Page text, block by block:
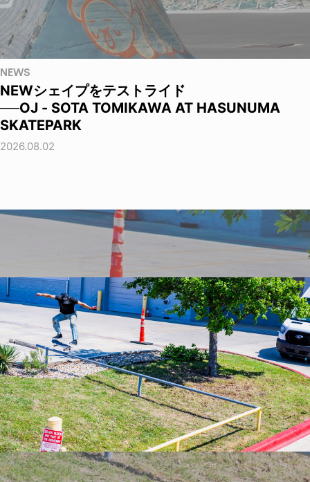
NEWS
NEWシェイプをテストライド
──OJ - SOTA TOMIKAWA AT HASUNUMA
SKATEPARK
2026.08.02